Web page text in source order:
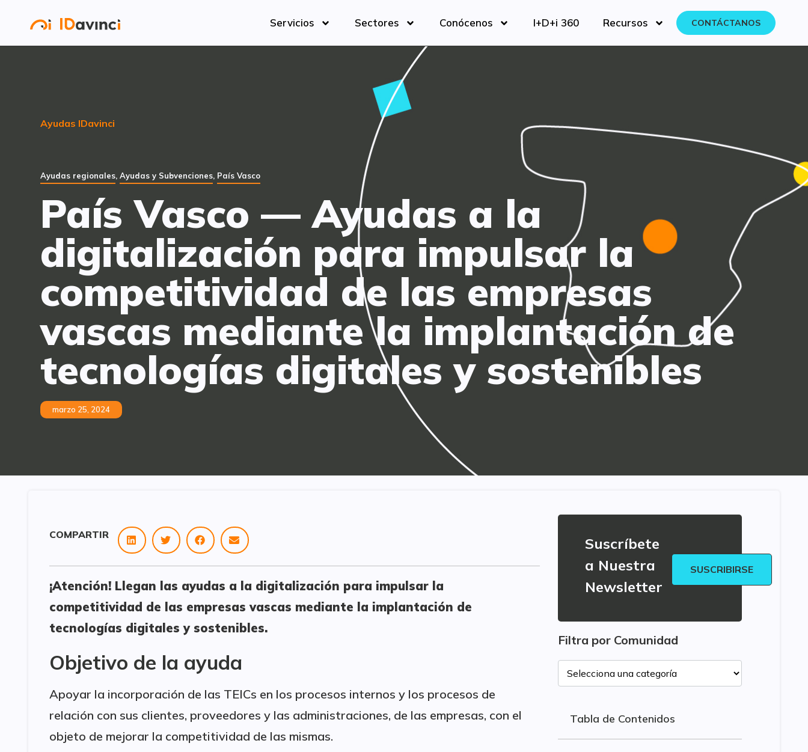
Servicios Sectores Conócenos I+D+i 360 Recursos CONTÁCTANOS
Ayudas IDavinci
Ayudas regionales, Ayudas y Subvenciones, País Vasco
País Vasco — Ayudas a la
digitalización para impulsar la
competitividad de las empresas
vascas mediante la implantación de
tecnologías digitales y sostenibles
marzo 25, 2024
COMPARTIR
¡Atención! Llegan las ayudas a la digitalización para impulsar la
competitividad de las empresas vascas mediante la implantación de
tecnologías digitales y sostenibles.
Objetivo de la ayuda
Apoyar la incorporación de las TEICs en los procesos internos y los procesos de
relación con sus clientes, proveedores y las administraciones, de las empresas, con el
objeto de mejorar la competitividad de las mismas.
Suscríbete
a Nuestra
Newsletter
SUSCRIBIRSE
Filtra por Comunidad
Tabla de Contenidos